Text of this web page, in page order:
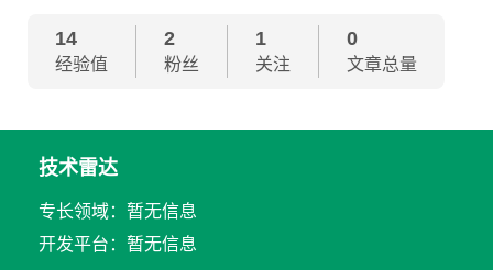
14
经验值
2
粉丝
1
关注
0
文章总量
技术雷达
专长领域：暂无信息
开发平台：暂无信息